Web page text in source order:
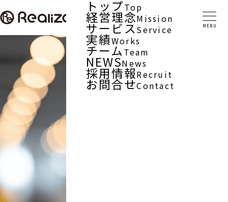
トップTop
経営理念Mission
サービスService
実績Works
チームTeam
NEWSNews
採用情報Recruit
お問合せContact